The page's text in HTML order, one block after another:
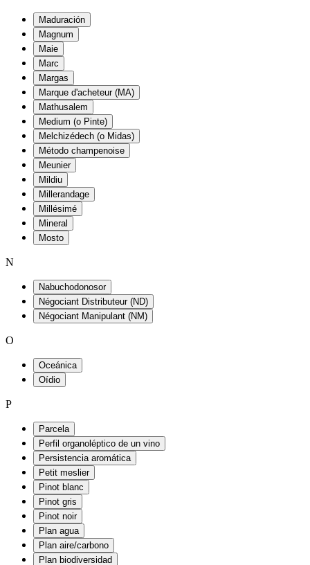
Maduración
Magnum
Maie
Marc
Margas
Marque d'acheteur (MA)
Mathusalem
Medium (o Pinte)
Melchizédech (o Midas)
Método champenoise
Meunier
Mildiu
Millerandage
Millésimé
Mineral
Mosto
N
Nabuchodonosor
Négociant Distributeur (ND)
Négociant Manipulant (NM)
O
Oceánica
Oídio
P
Parcela
Perfil organoléptico de un vino
Persistencia aromática
Petit meslier
Pinot blanc
Pinot gris
Pinot noir
Plan agua
Plan aire/carbono
Plan biodiversidad